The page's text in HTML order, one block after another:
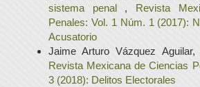
sistema penal , Revista
Penales: Vol. 1 Núm. 1 (2017):
Acusatorio
Jaime Arturo Vázquez Aguilar,
Revista Mexicana de Ciencias
3 (2018): Delitos Electorales